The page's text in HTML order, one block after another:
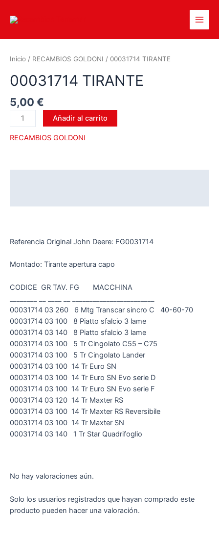
Inicio / RECAMBIOS GOLDONI / 00031714 TIRANTE
00031714 TIRANTE
5,00 €
Añadir al carrito
RECAMBIOS GOLDONI
Referencia Original John Deere: FG0031714
Montado: Tirante apertura capo
CODICE GR TAV. FG MACCHINA
00031714 03 260 6 Mtg Transcar sincro C 40-60-70
00031714 03 100 8 Piatto sfalcio 3 lame
00031714 03 140 8 Piatto sfalcio 3 lame
00031714 03 100 5 Tr Cingolato C55 – C75
00031714 03 100 5 Tr Cingolato Lander
00031714 03 100 14 Tr Euro SN
00031714 03 100 14 Tr Euro SN Evo serie D
00031714 03 100 14 Tr Euro SN Evo serie F
00031714 03 120 14 Tr Maxter RS
00031714 03 100 14 Tr Maxter RS Reversibile
00031714 03 100 14 Tr Maxter SN
00031714 03 140 1 Tr Star Quadrifoglio
No hay valoraciones aún.
Solo los usuarios registrados que hayan comprado este
producto pueden hacer una valoración.